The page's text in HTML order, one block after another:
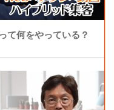
て何をやっている？